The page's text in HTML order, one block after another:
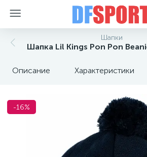
Шапки
Шапка Lil Kings Pon Pon
Описание Характеристики
-16%